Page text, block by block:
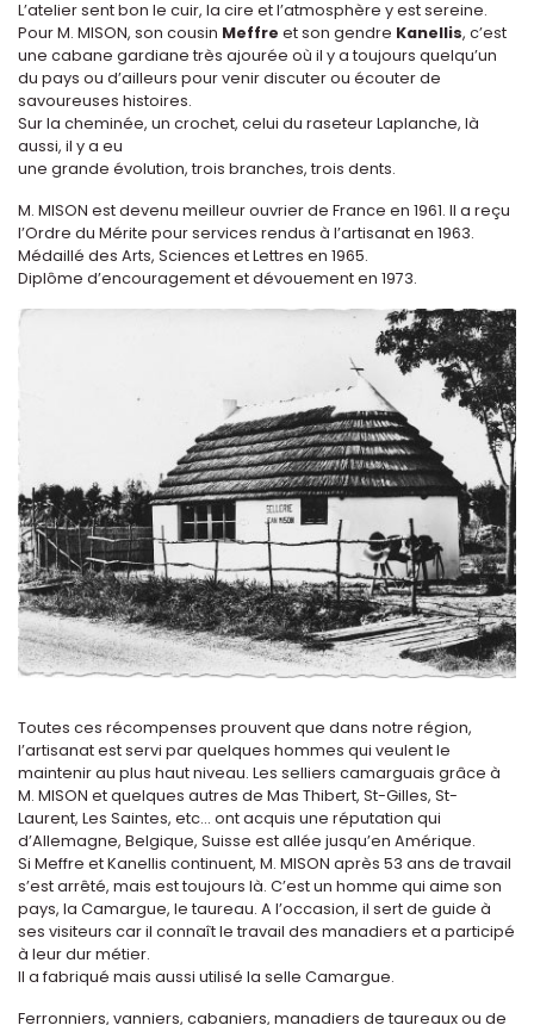
L’atelier sent bon le cuir, la cire et l’atmosphère y est sereine.
Pour M. MISON, son cousin Meffre et son gendre Kanellis, c’est
une cabane gardiane très ajourée où il y a toujours quelqu’un
du pays ou d’ailleurs pour venir discuter ou écouter de
savoureuses histoires.
Sur la cheminée, un crochet, celui du raseteur Laplanche, là
aussi, il y a eu
une grande évolution, trois branches, trois dents.
M. MISON est devenu meilleur ouvrier de France en 1961. Il a reçu
l’Ordre du Mérite pour services rendus à l’artisanat en 1963.
Médaillé des Arts, Sciences et Lettres en 1965.
Diplôme d’encouragement et dévouement en 1973.
Toutes ces récompenses prouvent que dans notre région,
l’artisanat est servi par quelques hommes qui veulent le
maintenir au plus haut niveau. Les selliers camarguais grâce à
M. MISON et quelques autres de Mas Thibert, St-Gilles, St-
Laurent, Les Saintes, etc... ont acquis une réputation qui
d’Allemagne, Belgique, Suisse est allée jusqu’en Amérique.
Si Meffre et Kanellis continuent, M. MISON après 53 ans de travail
s’est arrêté, mais est toujours là. C’est un homme qui aime son
pays, la Camargue, le taureau. A l’occasion, il sert de guide à
ses visiteurs car il connaît le travail des manadiers et a participé
à leur dur métier.
Il a fabriqué mais aussi utilisé la selle Camargue.
Ferronniers, vanniers, cabaniers, manadiers de taureaux ou de